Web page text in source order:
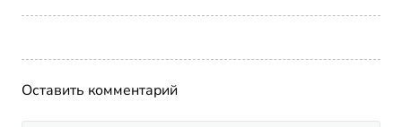
Оставить комментарий